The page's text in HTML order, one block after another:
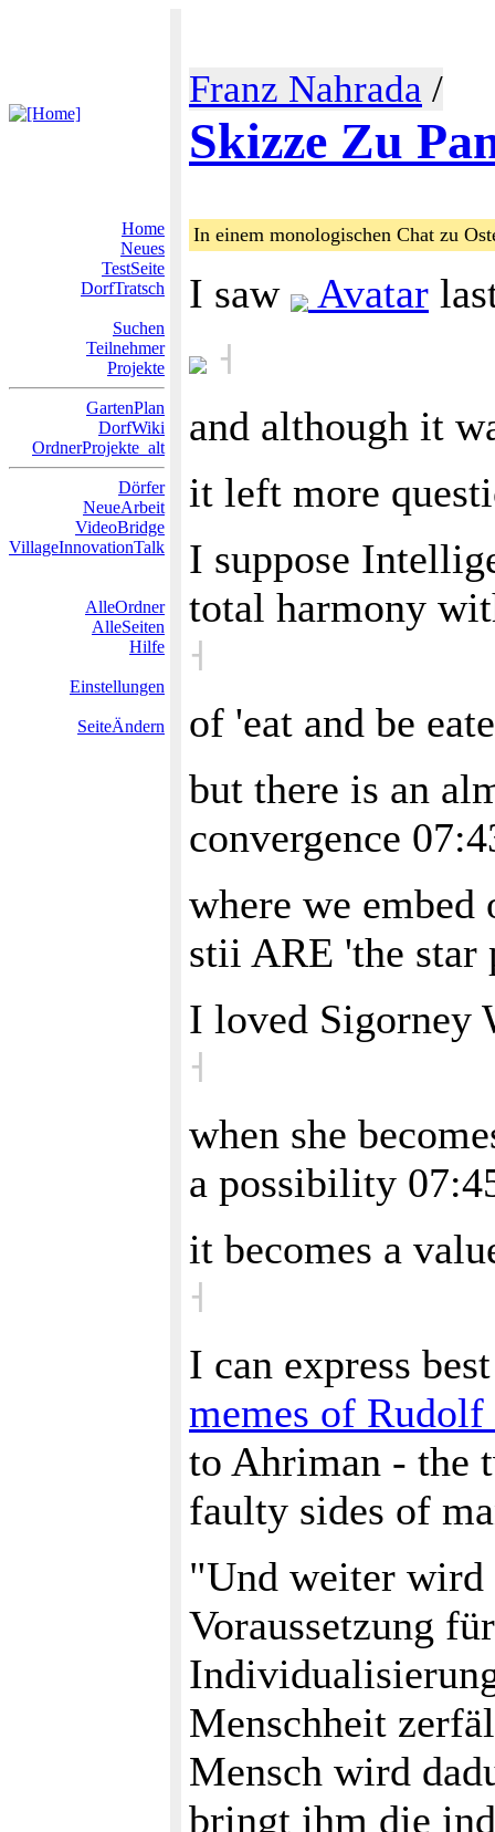
Franz Nahrada /
Skizze Zu
Home
Neues
TestSeite
DorfTratsch
Suchen
Teilnehmer
Projekte
GartenPlan
DorfWiki
OrdnerProjekte_alt
Dörfer
NeueArbeit
VideoBridge
VillageInnovationTalk
AlleOrdner
AlleSeiten
Hilfe
Einstellungen
SeiteÄndern
In einem monologischen Chat zu
I saw Avatar
˧
and although it
it left more
I suppose
total harmony
˧
of 'eat and be
but there is an
convergence
where we embed
stii ARE 'the star
I loved Sigorney
˧
when she
a possibility
it becomes a
˧
I can express
memes of Rudolf
to Ahriman - the
faulty sides of
"Und weiter
Voraussetzung
Menschheit
Mensch wird
bringt ihm die